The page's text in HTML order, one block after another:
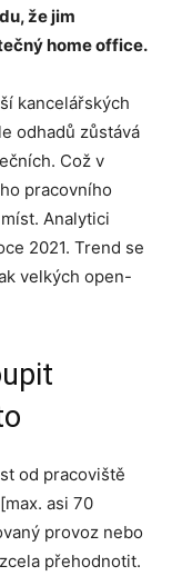
že jim
home office.
kancelářských
odhadů zůstává
Což v
pracovního
Analytici
2021. Trend se
velkých open-
od pracoviště
asi 70
provoz nebo
přehodnotit.